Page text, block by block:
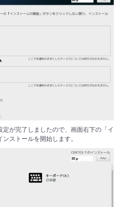
が完了しましたので、画面右下の「イ
ストールを開始します。